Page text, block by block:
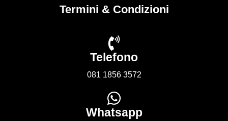
Termini & Condizioni
Telefono
081 1856 3572
Whatsapp